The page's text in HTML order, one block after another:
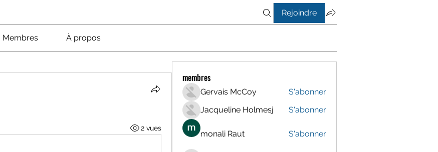
Rejoindre
Membres À propos
2 vues
membres
Gervais McCoy
S'abonner
Jacqueline Holmesj
S'abonner
monali Raut S'abonner